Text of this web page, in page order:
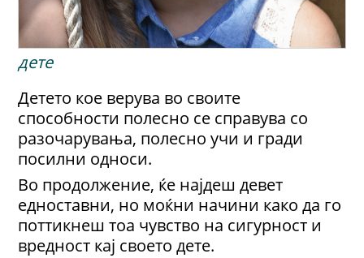
дете
Детето кое верува во своите
способности полесно се справува со
разочарувања, полесно учи и гради
посилни односи.
Во продолжение, ќе најдеш девет
едноставни, но моќни начини како да го
поттикнеш тоа чувство на сигурност и
вредност кај своето дете.